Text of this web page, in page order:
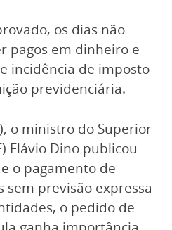
os dias não
pagos em dinheiro e
incidência de imposto
previdenciária.
o ministro do Superior
Flávio Dino publicou
o pagamento de
previsão expressa
o pedido de